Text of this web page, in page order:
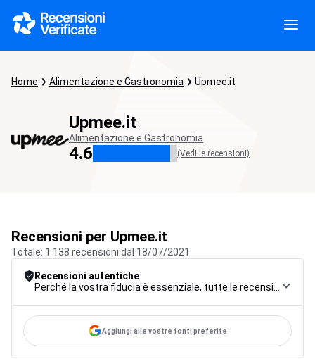
Home Alimentazione e Gastronomia Upmee.it
Upmee.it
Alimentazione e Gastronomia
4.6 (Vedi le recensioni)
Recensioni per Upmee.it
Totale: 1 138 recensioni dal 18/07/2021
Recensioni autentiche
Aggiungi alle vostre fonti preferite